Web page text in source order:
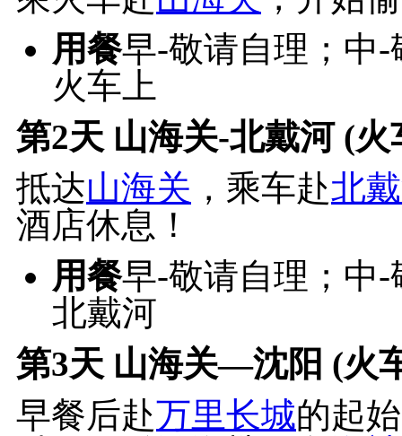
用餐早-敬请自理；中
火车上
第2天 山海关-北戴河 (火
抵达山海关 ，乘车赴北
酒店休息！
用餐早-敬请自理；中
北戴河
第3天 山海关—沈阳 (火
早餐后赴万里长城的起